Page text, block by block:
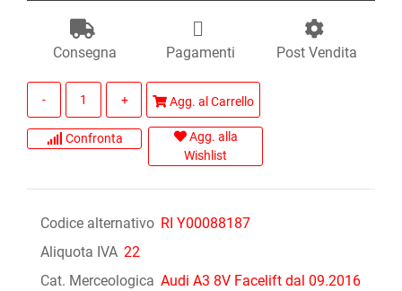
Consegna Pagamenti Post Vendita
Agg. al Carrello
Confronta
Agg. alla
Wishlist
Codice alternativo RI Y00088187
Aliquota IVA 22
Cat. Merceologica Audi A3 8V Facelift dal 09.2016